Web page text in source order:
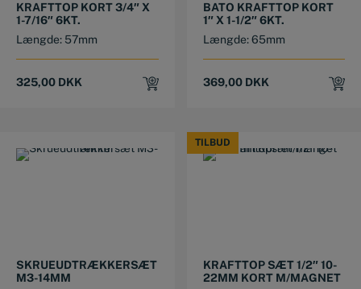
KRAFTTOP KORT 3/4″ X
1-7/16″ 6KT.
Længde: 57mm
325,00 DKK
BATO KRAFTTOP KORT
1″ X 1-1/2″ 6KT.
Længde: 65mm
369,00 DKK
SKRUEUDTRÆKKERSÆT
M3-14MM
TILBUD
TILBUD
KRAFTTOP SÆT 1/2″ 10-
22MM KORT M/MAGNET